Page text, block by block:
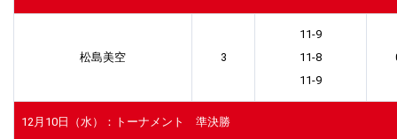
松島美空 3
11-9
11-8
11-9
12月10日（水）：トーナメント 準決勝